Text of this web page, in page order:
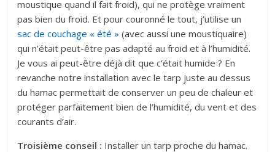
moustique quand il fait froid), qui ne protège vraiment
pas bien du froid. Et pour couronné le tout, j’utilise un
sac de couchage « été » (avec aussi une moustiquaire)
qui n’était peut-être pas adapté au froid et à l’humidité.
Je vous ai peut-être déjà dit que c’était humide ? En
revanche notre installation avec le tarp juste au dessus
du hamac permettait de conserver un peu de chaleur et
protéger parfaitement bien de l’humidité, du vent et des
courants d’air.
Troisième conseil : Installer un tarp proche du hamac.